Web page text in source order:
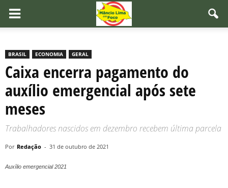
BRASIL ECONOMIA GERAL
Caixa encerra pagamento do
auxílio emergencial após sete
meses
Trabalhadores nascidos em dezembro recebem última parcela
Por Redação - 31 de outubro de 2021
Auxílio emergencial 2021